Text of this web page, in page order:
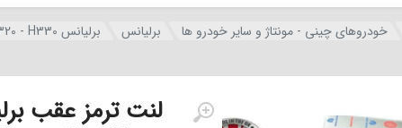
خودروهای چینی - مونتاژ و سایر خودرو ها برلیانس برلیانس H320 - H330